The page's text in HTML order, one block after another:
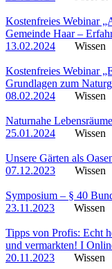
Kostenfreies Webinar
Gemeinde Haar –
13.02.2024
Wissen
Kostenfreies Webinar
Grundlagen zum
08.02.2024
Wissen
Naturnahe
25.01.2024
Wissen
Unsere Gärten als
07.12.2023
Wissen
Symposium – § 40
23.11.2023
Wissen
Tipps von Profis: Echt
und vermarkten! I
20.11.2023
Wissen